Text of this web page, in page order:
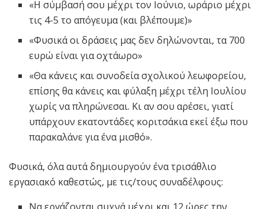
«Η σύμβασή σου μέχρι τον Ιούνιο, ωράριο μέχρι
τις 4-5 το απόγευμα (και βλέπουμε)»
«Φυσικά οι δράσεις μας δεν δηλώνονται, τα 700
ευρώ είναι για οχτάωρο»
«Θα κάνεις και συνοδεία σχολικού λεωφορείου,
επίσης θα κάνεις και φύλαξη μέχρι τέλη Ιουλίου
χωρίς να πληρώνεσαι. Κι αν σου αρέσει, γιατί
υπάρχουν εκατοντάδες κοριτσάκια εκεί έξω που
παρακαλάνε για ένα μισθό».
Φυσικά, όλα αυτά δημιουργούν ένα τρισάθλιο
εργασιακό καθεστώς, με τις/τους συναδέλφους: